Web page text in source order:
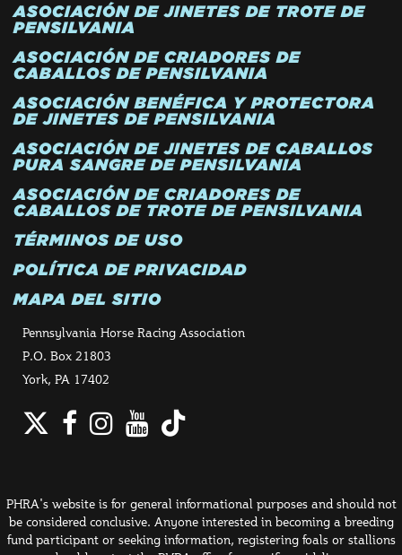
ASOCIACIÓN DE JINETES DE TROTE DE
PENSILVANIA
ASOCIACIÓN DE CRIADORES DE
CABALLOS DE PENSILVANIA
ASOCIACIÓN BENÉFICA Y PROTECTORA
DE JINETES DE PENSILVANIA
ASOCIACIÓN DE JINETES DE CABALLOS
PURA SANGRE DE PENSILVANIA
ASOCIACIÓN DE CRIADORES DE
CABALLOS DE TROTE DE PENSILVANIA
TÉRMINOS DE USO
POLÍTICA DE PRIVACIDAD
MAPA DEL SITIO
Pennsylvania Horse Racing Association
P.O. Box 21803
York, PA 17402
Twitter
Facebook
Instagram
YouTube
TikTok
PHRA's website is for general informational purposes and should not
be considered conclusive. Anyone interested in becoming a breeding
fund participant or seeking information, registering foals or stallions